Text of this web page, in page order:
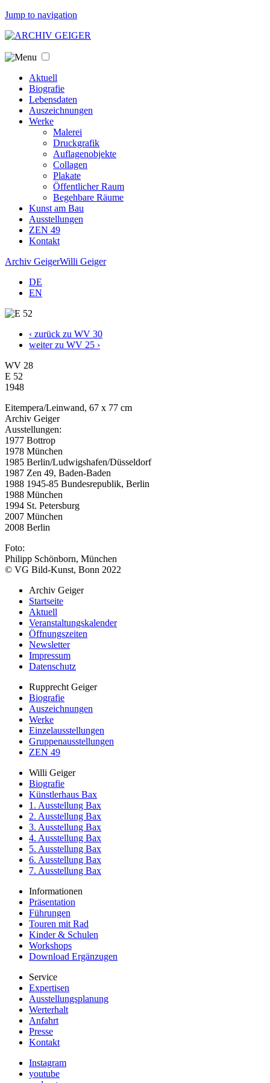
Jump to navigation
Aktuell
Biografie
Lebensdaten
Auszeichnungen
Werke
Malerei
Druckgrafik
Auflagenobjekte
Collagen
Plakate
Öffentlicher Raum
Begehbare Räume
Kunst am Bau
Ausstellungen
ZEN 49
Kontakt
Archiv GeigerWilli Geiger
DE
EN
‹ zurück zu WV 30
weiter zu WV 25 ›
WV 28
E 52
1948
Eitempera/Leinwand, 67 x 77 cm
Archiv Geiger
Ausstellungen:
1977 Bottrop
1978 München
1985 Berlin/Ludwigshafen/Düsseldorf
1987 Zen 49, Baden-Baden
1988 1945-85 Bundesrepublik, Berlin
1988 München
1994 St. Petersburg
2007 München
2008 Berlin
Foto:
Philipp Schönborn, München
© VG Bild-Kunst, Bonn 2022
Archiv Geiger
Startseite
Aktuell
Veranstaltungskalender
Öffnungszeiten
Newsletter
Impressum
Datenschutz
Rupprecht Geiger
Biografie
Auszeichnungen
Werke
Einzelausstellungen
Gruppenausstellungen
ZEN 49
Willi Geiger
Biografie
Künstlerhaus Bax
1. Ausstellung Bax
2. Ausstellung Bax
3. Ausstellung Bax
4. Ausstellung Bax
5. Ausstellung Bax
6. Ausstellung Bax
7. Ausstellung Bax
Informationen
Präsentation
Führungen
Touren mit Rad
Kinder & Schulen
Workshops
Download Ergänzugen
Service
Expertisen
Ausstellungsplanung
Werterhalt
Anfahrt
Presse
Kontakt
Instagram
youtube